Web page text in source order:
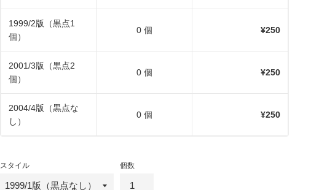
1999/2版（黒点1
個）
0 個 ¥250
2001/3版（黒点2
個）
0 個 ¥250
2004/4版（黒点な
し）
0 個 ¥250
スタイル 個数